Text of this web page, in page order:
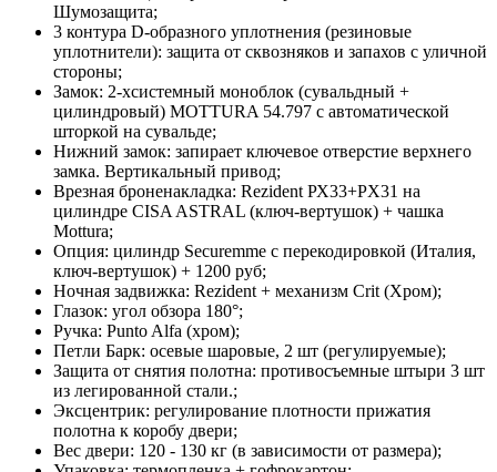
Шумозащита;
3 контура D-образного уплотнения (резиновые
уплотнители): защита от сквозняков и запахов с уличной
стороны;
Замок: 2-хсистемный моноблок (сувальдный +
цилиндровый) MOTTURA 54.797 с автоматической
шторкой на сувальде;
Нижний замок: запирает ключевое отверстие верхнего
замка. Вертикальный привод;
Врезная броненакладка: Rezident РХ33+PХ31 на
цилиндре CISA ASTRAL (ключ-вертушок) + чашка
Mottura;
Опция: цилиндр Securemme с перекодировкой (Италия,
ключ-вертушок) + 1200 руб;
Ночная задвижка: Rezident + механизм Crit (Хром);
Глазок: угол обзора 180°;
Ручка: Punto Alfa (хром);
Петли Барк: осевые шаровые, 2 шт (регулируемые);
Защита от снятия полотна: противосъемные штыри 3 шт
из легированной стали.;
Эксцентрик: регулирование плотности прижатия
полотна к коробу двери;
Вес двери: 120 - 130 кг (в зависимости от размера);